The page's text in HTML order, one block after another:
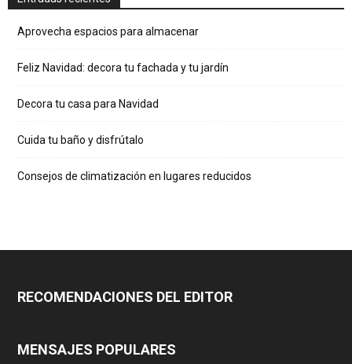
Aprovecha espacios para almacenar
Feliz Navidad: decora tu fachada y tu jardín
Decora tu casa para Navidad
Cuida tu baño y disfrútalo
Consejos de climatización en lugares reducidos
RECOMENDACIONES DEL EDITOR
MENSAJES POPULARES